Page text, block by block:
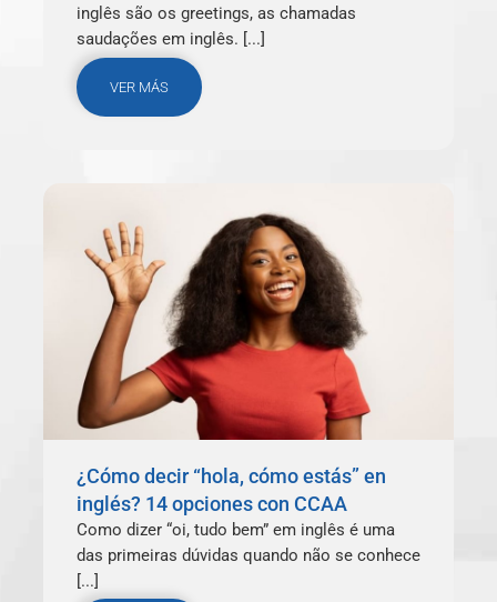
inglês são os greetings, as chamadas
saudações em inglês. [...]
VER MÁS
¿Cómo decir “hola, cómo estás” en
inglés? 14 opciones con CCAA
Como dizer “oi, tudo bem” em inglês é uma
das primeiras dúvidas quando não se conhece
[...]